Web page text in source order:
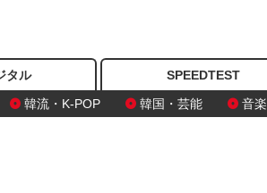
タル SPEEDTEST
韓流・K-POP 韓国・芸能 音楽